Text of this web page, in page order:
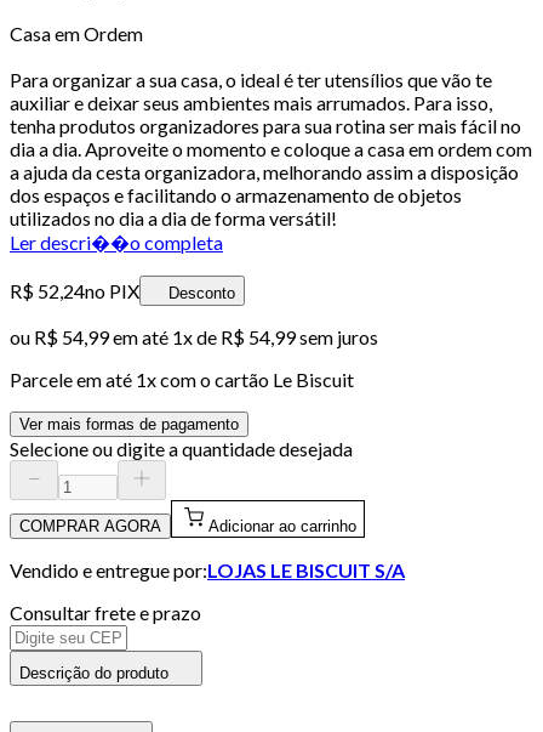
Casa em Ordem
Para organizar a sua casa, o ideal é ter utensílios que vão te
auxiliar e deixar seus ambientes mais arrumados. Para isso,
tenha produtos organizadores para sua rotina ser mais fácil no
dia a dia. Aproveite o momento e coloque a casa em ordem com
a ajuda da cesta organizadora, melhorando assim a disposição
dos espaços e facilitando o armazenamento de objetos
utilizados no dia a dia de forma versátil!
Ler descri��o completa
R$ 52,24no PIX Desconto
ou R$ 54,99em até 1x de R$ 54,99sem juros
Parcele em até 1x com o cartão Le Biscuit
Ver mais formas de pagamento
Selecione ou digite a quantidade desejada
COMPRAR AGORA Adicionar ao carrinho
Vendido e entregue por:LOJAS LE BISCUIT S/A
Consultar frete e prazo
Descrição do produto